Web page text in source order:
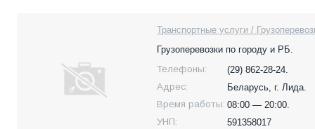
Транспортные услуги /
Грузоперевозки по городу и РБ.
Телефоны:
(29) 862-28-24.
Адрес:
Беларусь, г. Лида.
Время работы: 08:00 — 20:00.
УНП:
591358017